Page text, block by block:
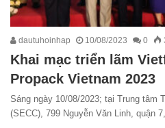
dautuhoinhap 10/08/2023 0
Khai mạc triển lãm
Propack Vietnam 2023
Sáng ngày 10/08/2023; tại Trung tâm
(SECC), 799 Nguyễn Văn Linh, quận